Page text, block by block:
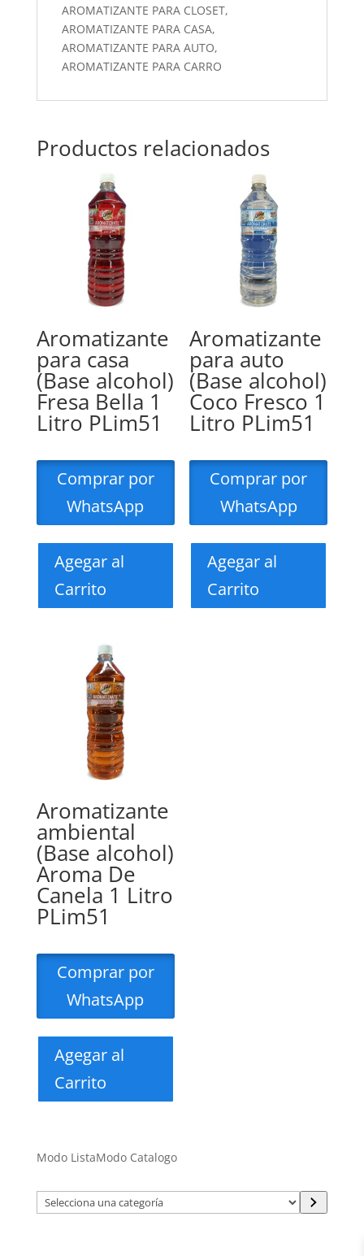
AROMATIZANTE PARA CLOSET,
AROMATIZANTE PARA CASA,
AROMATIZANTE PARA AUTO,
AROMATIZANTE PARA CARRO
Productos relacionados
Aromatizante
para casa
(Base alcohol)
Fresa Bella 1
Litro PLim51
Comprar por
WhatsApp
Agegar al
Carrito
Aromatizante
para auto
(Base alcohol)
Coco Fresco 1
Litro PLim51
Comprar por
WhatsApp
Agegar al
Carrito
Aromatizante
ambiental
(Base alcohol)
Aroma De
Canela 1 Litro
PLim51
Comprar por
WhatsApp
Agegar al
Carrito
Modo ListaModo Catalogo
Selecciona
una